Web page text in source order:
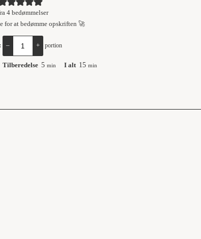
4bedømmelser
for at bedømme opskriften 🚀
– + portion
Tilberedelse 5 min I alt 15 min